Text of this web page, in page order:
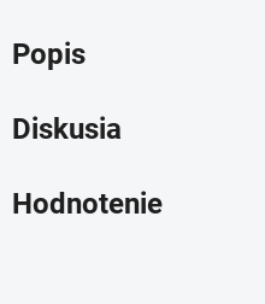
Popis
Diskusia
Hodnotenie